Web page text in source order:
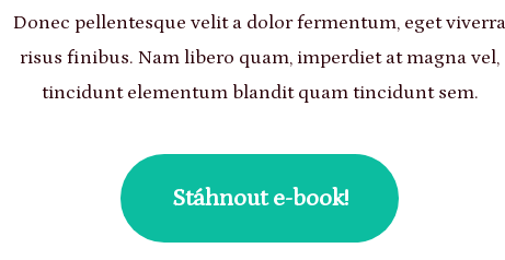
Donec pellentesque velit a dolor fermentum, eget viverra
risus finibus. Nam libero quam, imperdiet at magna vel,
tincidunt elementum blandit quam tincidunt sem.
Stáhnout e-book!